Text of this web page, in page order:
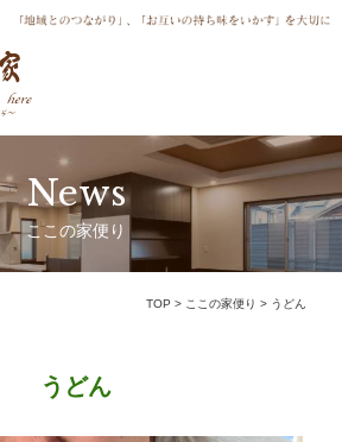
News
ここの家便り
TOP > ここの家便り > うどん
うどん